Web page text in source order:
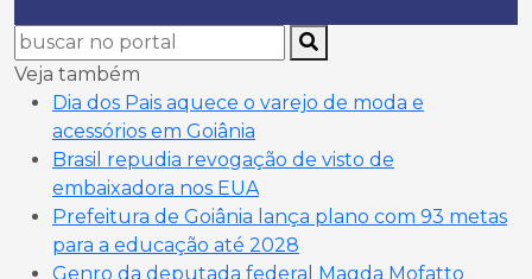
Veja também
Dia dos Pais aquece o varejo de moda e
acessórios em Goiânia
Brasil repudia revogação de visto de
embaixadora nos EUA
Prefeitura de Goiânia lança plano com 93 metas
para a educação até 2028
Genro da deputada federal Magda Mofatto